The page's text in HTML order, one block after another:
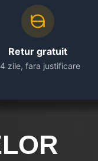
Retur gratuit
zile, fara justificare